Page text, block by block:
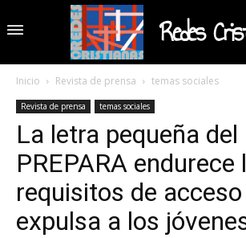
Redes
Inicio Revista de prensa temas sociales
Revista de prensa temas sociales
La letra pequeña del
PREPARA endurece
requisitos de
expulsa a los